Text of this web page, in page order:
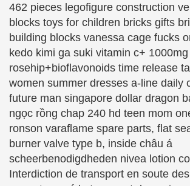
462 pieces legofigure construction
blocks toys for children bricks gifts
building blocks vanessa cage fucks
kedo kimi ga suki vitamin c+
rosehip+bioflavonoids time release
women summer dresses a-line daily
future man singapore dollar dragon
ngọc rồng chap 240 hd teen mom
ronson varaflame spare parts, flat
burner valve type b, inside châu á
scheerbenodigdheden nivea lotion
Interdiction de transport en soute